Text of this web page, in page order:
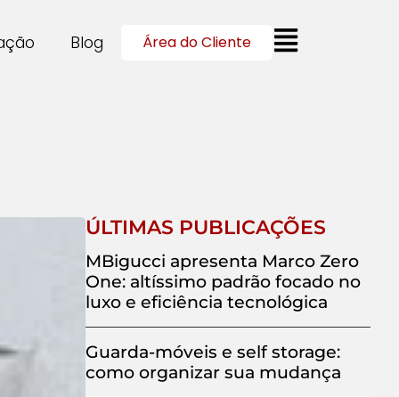
Blog Área do Cliente
ÚLTIMAS PUBLICAÇÕES
MBigucci apresenta Marco Zero
One: altíssimo padrão focado no
luxo e eficiência tecnológica
Guarda-móveis e self storage:
como organizar sua mudança